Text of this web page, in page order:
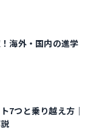
海外・国内の進学
7つと乗り越え方｜